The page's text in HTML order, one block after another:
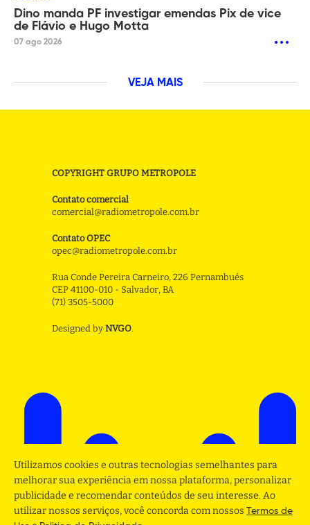
Dino manda PF investigar emendas Pix de vice
de Flávio e Hugo Motta
07 ago 2026
VEJA MAIS
COPYRIGHT GRUPO METROPOLE
Contato comercial
comercial@radiometropole.com.br
Contato OPEC
opec@radiometropole.com.br
Rua Conde Pereira Carneiro, 226 Pernambués
CEP 41100-010 - Salvador, BA
(71) 3505-5000
Designed by NVGO.
Utilizamos cookies e outras tecnologias semelhantes para
melhorar sua experiência em nossa plataforma, personalizar
publicidade e recomendar conteúdos de seu interesse. Ao
utilizar nossos serviços, você concorda com nossos Termos de